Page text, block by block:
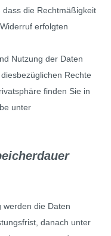
die Rechtmäßigkeit
erfolgten
Nutzung der Daten
Rechte
finden Sie in
unter
werden die Daten
danach unter